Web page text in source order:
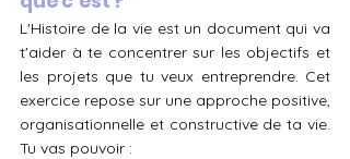
L'Histoire de la vie est un document qui va
t'aider à te concentrer sur les objectifs et
les projets que tu veux entreprendre. Cet
exercice repose sur une approche positive,
organisationnelle et constructive de ta vie.
Tu vas pouvoir :